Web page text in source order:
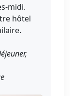
midi.
hôtel